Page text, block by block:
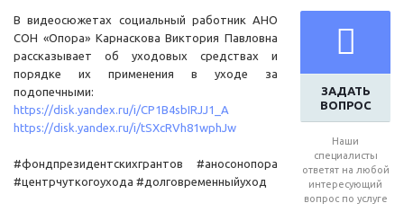
ЗАДАТЬ
ВОПРОС
Наши
специалисты
ответят на любой
интересующий
вопрос по услуге
В видеосюжетах социальный работник АНО
СОН «Опора» Карнаскова Виктория Павловна
рассказывает об уходовых средствах и
порядке их применения в уходе за
подопечными:
https://disk.yandex.ru/i/CP1B4sbIRJJ1_A
https://disk.yandex.ru/i/tSXcRVh81wphJw
#фондпрезидентскихгрантов #аносонопора
#центрчуткогоухода #долговременныйуход